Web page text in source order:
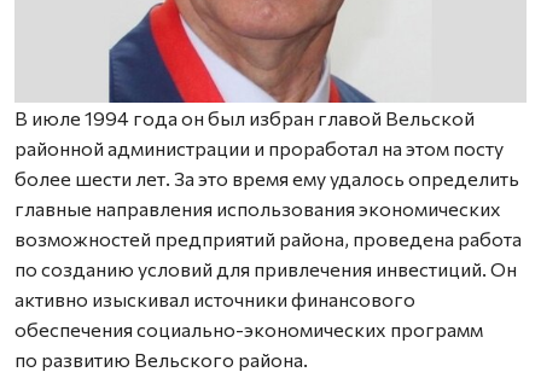
В июле 1994 года он был избран главой Вельской
районной администрации и проработал на этом посту
более шести лет. За это время ему удалось определить
главные направления использования экономических
возможностей предприятий района, проведена работа
по созданию условий для привлечения инвестиций. Он
активно изыскивал источники финансового
обеспечения социально-экономических программ
по развитию Вельского района.